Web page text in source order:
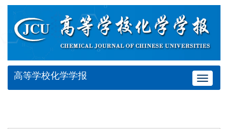
Toggle
高等学校化学学报